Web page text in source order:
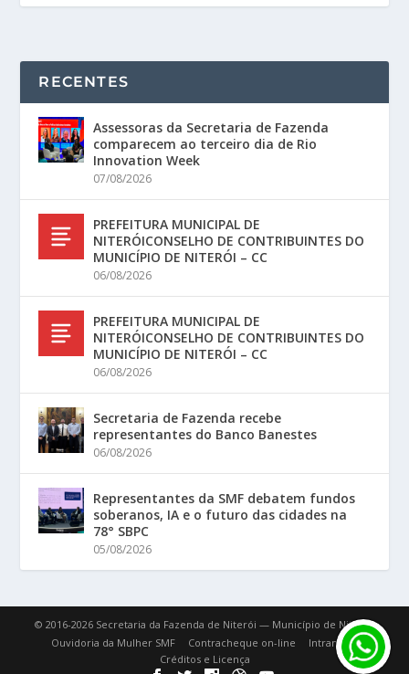
RECENTES
Assessoras da Secretaria de Fazenda
comparecem ao terceiro dia de Rio
Innovation Week
07/08/2026
PREFEITURA MUNICIPAL DE
NITERÓICONSELHO DE CONTRIBUINTES DO
MUNICÍPIO DE NITERÓI – CC
06/08/2026
PREFEITURA MUNICIPAL DE
NITERÓICONSELHO DE CONTRIBUINTES DO
MUNICÍPIO DE NITERÓI – CC
06/08/2026
Secretaria de Fazenda recebe
representantes do Banco Banestes
06/08/2026
Representantes da SMF debatem fundos
soberanos, IA e o futuro das cidades na
78° SBPC
05/08/2026
© 2016-2026 Secretaria da Fazenda de Niterói — Município de Niterói.
Ouvidoria da Mulher SMF
Contracheque on-line
Intranet
Créditos e Licença